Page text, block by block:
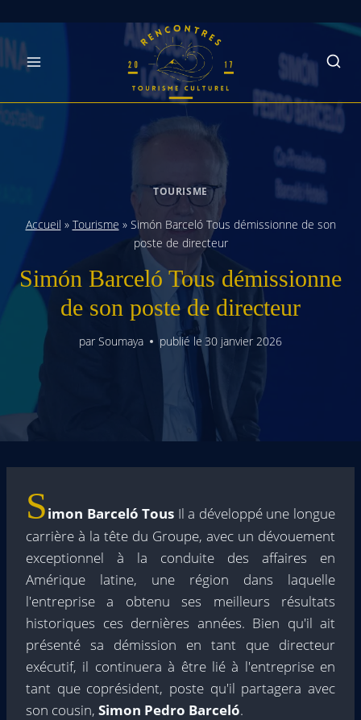
to
content
TOURISME
Accueil » Tourisme » Simón Barceló Tous démissionne de son
poste de directeur
Simón Barceló Tous démissionne
de son poste de directeur
par Soumaya publié le 30 janvier 2026
Simon Barceló Tous Il a développé une longue
carrière à la tête du Groupe, avec un dévouement
exceptionnel à la conduite des affaires en
Amérique latine, une région dans laquelle
l'entreprise a obtenu ses meilleurs résultats
historiques ces dernières années. Bien qu'il ait
présenté sa démission en tant que directeur
exécutif, il continuera à être lié à l'entreprise en
tant que coprésident, poste qu'il partagera avec
son cousin, Simon Pedro Barceló.